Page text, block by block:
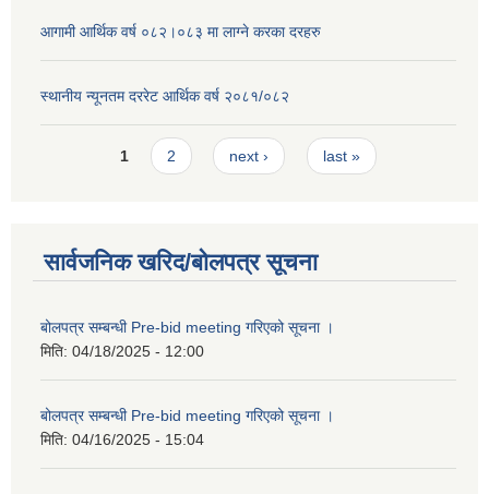
आगामी आर्थिक वर्ष ०८२।०८३ मा लाग्ने करका दरहरु
स्थानीय न्यूनतम दररेट आर्थिक वर्ष २०८१/०८२
Pages1 2 next › last »
सार्वजनिक खरिद/बोलपत्र सूचना
बोलपत्र सम्बन्धी Pre-bid meeting गरिएको सूचना ।
मिति: 04/18/2025 - 12:00
बोलपत्र सम्बन्धी Pre-bid meeting गरिएको सूचना ।
मिति: 04/16/2025 - 15:04